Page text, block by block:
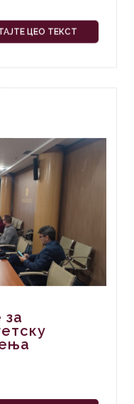
ЦЕО ТЕКСТ
за